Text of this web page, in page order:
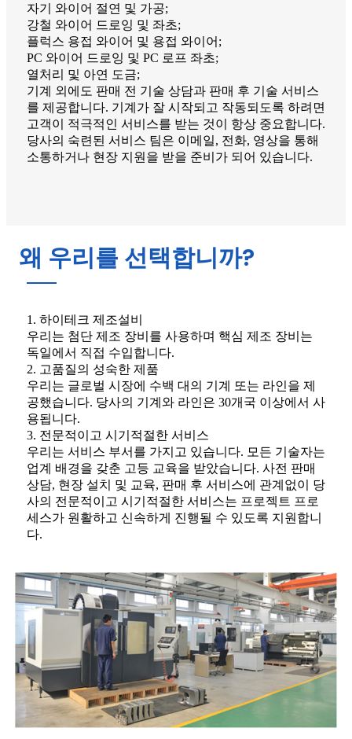
자기 와이어 절연 및 가공;
강철 와이어 드로잉 및 좌초;
플럭스 용접 와이어 및 용접 와이어;
PC 와이어 드로잉 및 PC 로프 좌초;
열처리 및 아연 도금;
기계 외에도 판매 전 기술 상담과 판매 후 기술 서비스
를 제공합니다. 기계가 잘 시작되고 작동되도록 하려면
고객이 적극적인 서비스를 받는 것이 항상 중요합니다.
당사의 숙련된 서비스 팀은 이메일, 전화, 영상을 통해
소통하거나 현장 지원을 받을 준비가 되어 있습니다.
왜 우리를 선택합니까?
1. 하이테크 제조설비
우리는 첨단 제조 장비를 사용하며 핵심 제조 장비는
독일에서 직접 수입합니다.
2. 고품질의 성숙한 제품
우리는 글로벌 시장에 수백 대의 기계 또는 라인을 제
공했습니다. 당사의 기계와 라인은 30개국 이상에서 사
용됩니다.
3. 전문적이고 시기적절한 서비스
우리는 서비스 부서를 가지고 있습니다. 모든 기술자는
업계 배경을 갖춘 고등 교육을 받았습니다. 사전 판매
상담, 현장 설치 및 교육, 판매 후 서비스에 관계없이 당
사의 전문적이고 시기적절한 서비스는 프로젝트 프로
세스가 원활하고 신속하게 진행될 수 있도록 지원합니
다.